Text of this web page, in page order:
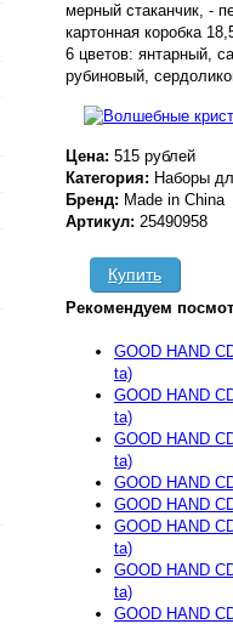
мерный стаканчик, -
картонная коробка
6 цветов: янтарный,
рубиновый,
Цена: 515 рублей
Категория: Наборы
Бренд: Made in China
Артикул: 25490958
Купить
Рекомендуем
GOOD HAND
ta)
GOOD HAND
ta)
GOOD HAND
ta)
GOOD HAND
GOOD HAND
GOOD HAND
ta)
GOOD HAND
ta)
GOOD HAND